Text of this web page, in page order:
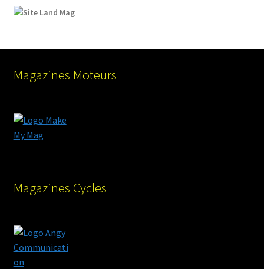
Magazines Moteurs
Magazines Cycles